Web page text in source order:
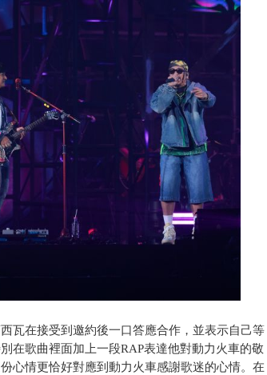
瓦在接受到邀約後一口答應合作，並表示自己等
在歌曲裡面加上一段RAP表達他對動力火車的敬
心情更恰好對應到動力火車感謝歌迷的心情。在